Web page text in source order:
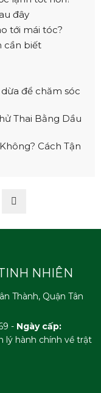
đây
tới mái tóc?
cần biết
để chăm sóc
Thai Bằng Dầu
Cách Tận
NHIÊN
Thành, Quận Tân
- Ngày cấp:
lý hành chính về trật